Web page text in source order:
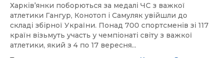
Харківʼянки поборються за медалі ЧС з важкої
атлетики Гангур, Конотоп і Самуляк увійшли до
складі збірної України. Понад 700 спортсменів зі 117
країн візьмуть участь у чемпіонаті світу з важкої
атлетики, який з 4 по 17 вересня...